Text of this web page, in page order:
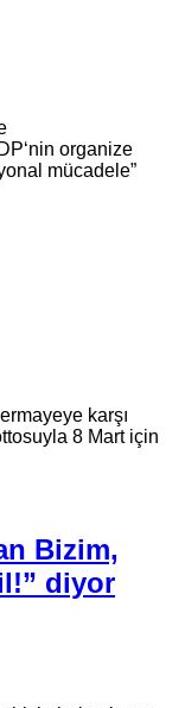
organize
mücadele”
karşı
8 Mart için
Bizim,
diyor